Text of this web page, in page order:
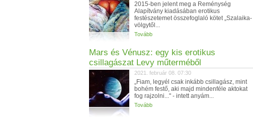
2015-ben jelent meg a Reménység
Alapítvány kiadásában erotikus
festészetemet összefoglaló kötet „Szalaika-
völgytől...
Tovább
Mars és Vénusz: egy kis erotikus
csillagászat Levy műterméből
2021. február 08. 07:30
„Fiam, legyél csak inkább csillagász, mint
bohém festő, aki majd mindenféle aktokat
fog rajzolni..." - intett anyám...
Tovább